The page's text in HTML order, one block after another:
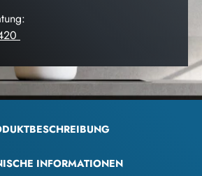
INFORMATIONEN